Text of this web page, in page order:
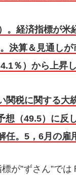
経済指標が米
決算＆見通しが
％）から上昇
税に関する大
（49.5）に反
。5，6月の雇
”ずさん”では